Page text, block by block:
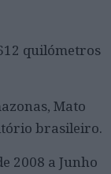
quilómetros
Mato
brasileiro.
2008 a Junho